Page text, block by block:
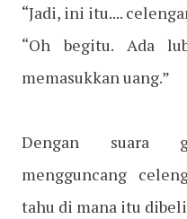
“Jadi, ini itu....
“Oh begitu. Ada
memasukkan uang.”
Dengan suara
mengguncang
tahu di mana itu